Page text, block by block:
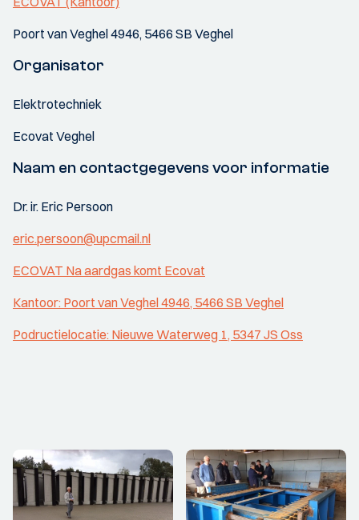
Poort van Veghel 4946, 5466 SB Veghel
Organisator
Elektrotechniek
Ecovat Veghel
Naam en contactgegevens voor informatie
Dr. ir. Eric Persoon
eric.persoon@upcmail.nl
ECOVAT Na aardgas komt Ecovat
Kantoor: Poort van Veghel 4946, 5466 SB Veghel
Podructielocatie: Nieuwe Waterweg 1, 5347 JS Oss